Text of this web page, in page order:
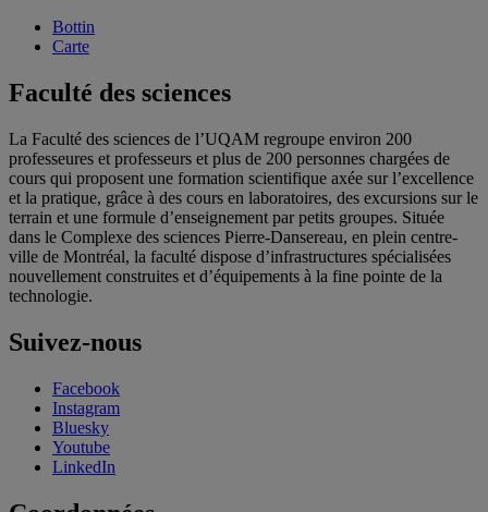
Bottin
Carte
Faculté des sciences
La Faculté des sciences de l’UQAM regroupe environ 200
professeures et professeurs et plus de 200 personnes chargées de
cours qui proposent une formation scientifique axée sur l’excellence
et la pratique, grâce à des cours en laboratoires, des excursions sur le
terrain et une formule d’enseignement par petits groupes. Située
dans le Complexe des sciences Pierre-Dansereau, en plein centre-
ville de Montréal, la faculté dispose d’infrastructures spécialisées
nouvellement construites et d’équipements à la fine pointe de la
technologie.
Suivez-nous
Facebook
Instagram
Bluesky
Youtube
LinkedIn